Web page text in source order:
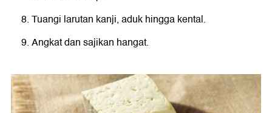
Tuangi larutan kanji, aduk hingga kental.
Angkat dan sajikan hangat.